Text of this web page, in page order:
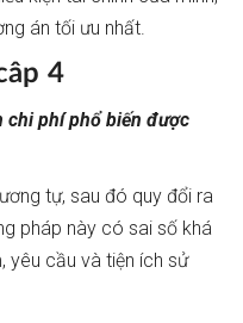
án tối ưu nhất.
4
chi phí phổ biến được
tự, sau đó quy đổi ra
pháp này có sai số khá
yêu cầu và tiện ích sử